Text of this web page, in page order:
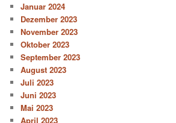
Januar 2024
Dezember 2023
November 2023
Oktober 2023
September 2023
August 2023
Juli 2023
Juni 2023
Mai 2023
April 2023